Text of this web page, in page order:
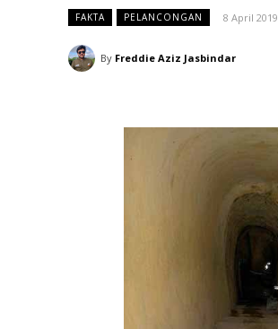
FAKTA PELANCONGAN 8 April 2019
By Freddie Aziz Jasbindar